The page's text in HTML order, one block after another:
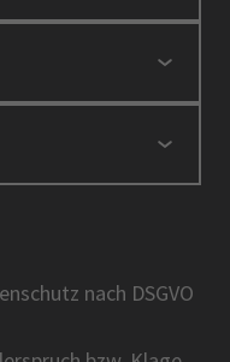
nach DSGVO